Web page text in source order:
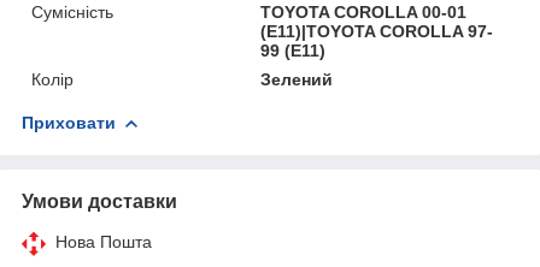
Сумісність
TOYOTA COROLLA 00-01
(E11)|TOYOTA COROLLA 97-
99 (E11)
Колір
Зелений
Приховати
Умови доставки
Нова Пошта